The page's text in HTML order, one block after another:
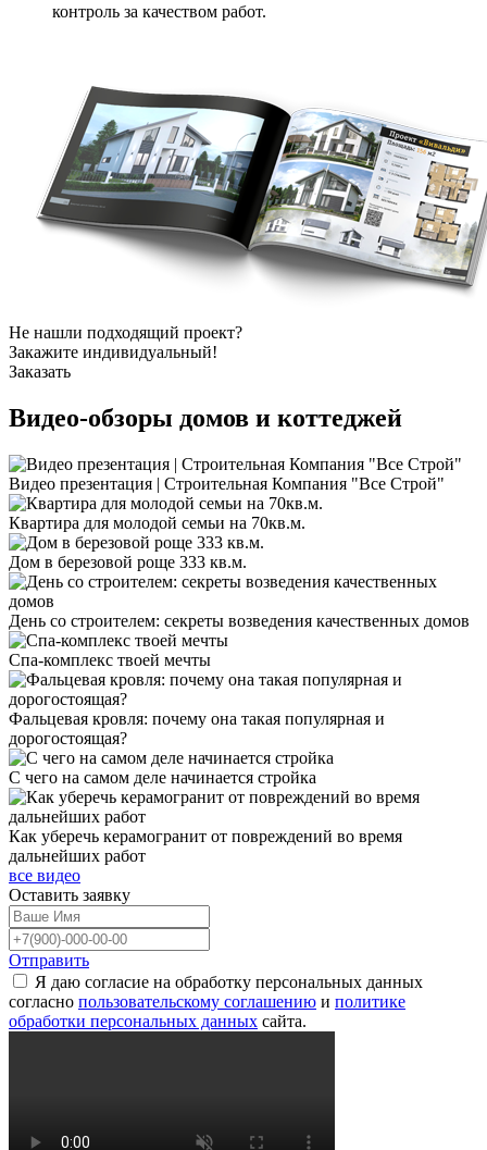
контроль за качеством работ.
Не нашли подходящий проект?
Закажите индивидуальный!
Заказать
Видео-обзоры домов и коттеджей
Видео презентация | Строительная Компания "Все Строй"
Квартира для молодой семьи на 70кв.м.
Дом в березовой роще 333 кв.м.
День со строителем: секреты возведения качественных домов
Спа-комплекс твоей мечты
Фальцевая кровля: почему она такая популярная и
дорогостоящая?
С чего на самом деле начинается стройка
Как уберечь керамогранит от повреждений во время
дальнейших работ
все видео
Оставить заявку
Отправить
Я даю согласие на обработку персональных данных
согласно пользовательскому соглашению и политике
обработки персональных данных сайта.